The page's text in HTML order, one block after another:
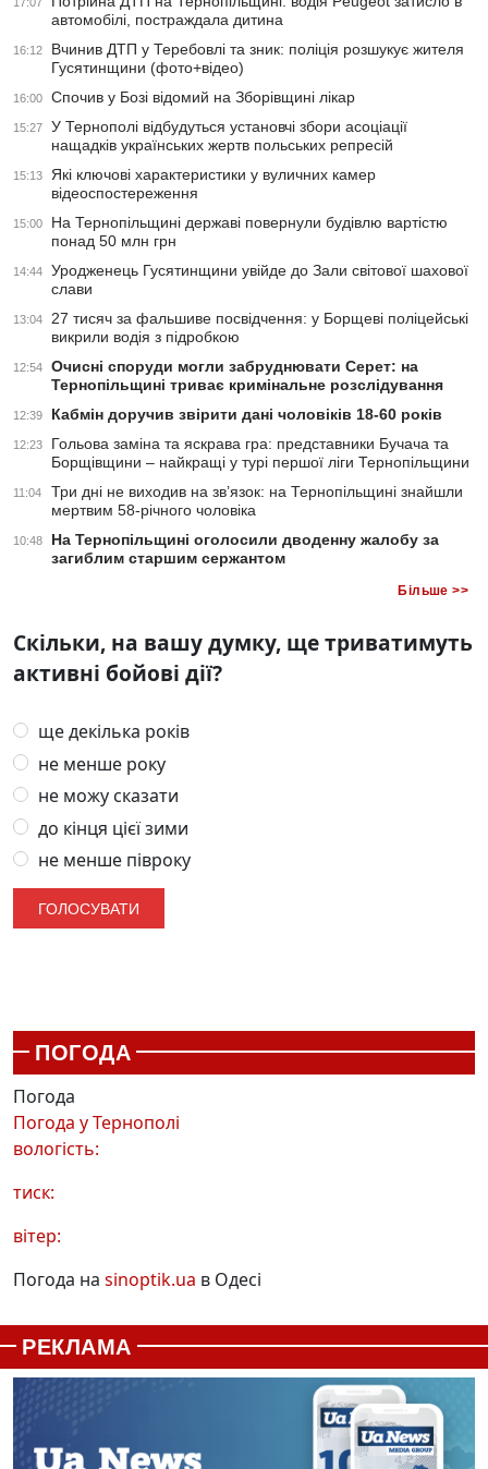
автомобілі, постраждала дитина
16:12
Вчинив ДТП у Теребовлі та зник: поліція розшукує жителя
Гусятинщини (фото+відео)
16:00 Спочив у Бозі відомий на Зборівщині лікар
15:27
У Тернополі відбудуться установчі збори асоціації
нащадків українських жертв польських репресій
15:13
Які ключові характеристики у вуличних камер
відеоспостереження
15:00
На Тернопільщині державі повернули будівлю вартістю
понад 50 млн грн
14:44
Уродженець Гусятинщини увійде до Зали світової шахової
слави
13:04
27 тисяч за фальшиве посвідчення: у Борщеві поліцейські
викрили водія з підробкою
12:54
Очисні споруди могли забруднювати Серет: на
Тернопільщині триває кримінальне розслідування
12:39 Кабмін доручив звірити дані чоловіків 18-60 років
12:23
Гольова заміна та яскрава гра: представники Бучача та
Борщівщини – найкращі у турі першої ліги Тернопільщини
11:04
Три дні не виходив на зв’язок: на Тернопільщині знайшли
мертвим 58-річного чоловіка
10:48
На Тернопільщині оголосили дводенну жалобу за
загиблим старшим сержантом
Більше >>
Скільки, на вашу думку, ще триватимуть
активні бойові дії?
ще декілька років
не менше року
не можу сказати
до кінця цієї зими
не менше півроку
ПОГОДА
Погода
Погода уТернополі
вологість:
тиск:
вітер:
Погода на sinoptik.ua в Одесі
РЕКЛАМА